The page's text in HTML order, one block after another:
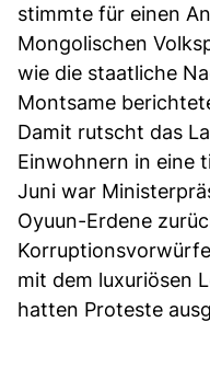
stimmte für einen
Mongolischen
wie die staatliche
Montsame
Damit rutscht das
Einwohnern in eine
Juni war
Oyuun-Erdene
mit dem luxuriösen
hatten Proteste